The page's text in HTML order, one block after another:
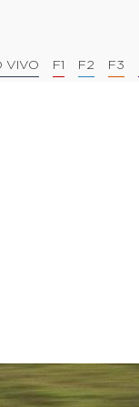
VIVO F1 F2 F3